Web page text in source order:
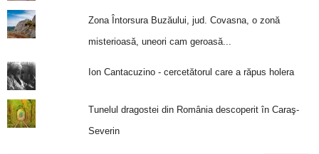
Zona Întorsura Buzăului, jud. Covasna, o zonă
misterioasă, uneori cam geroasă...
Ion Cantacuzino - cercetătorul care a răpus holera
Tunelul dragostei din România descoperit în Caraş-
Severin